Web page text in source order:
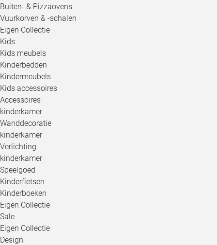
Buiten- & Pizzaovens
Vuurkorven & -schalen
Eigen Collectie
Kids
Kids meubels
Kinderbedden
Kindermeubels
Kids accessoires
Accessoires
kinderkamer
Wanddecoratie
kinderkamer
Verlichting
kinderkamer
Speelgoed
Kinderfietsen
Kinderboeken
Eigen Collectie
Sale
Eigen Collectie
Design